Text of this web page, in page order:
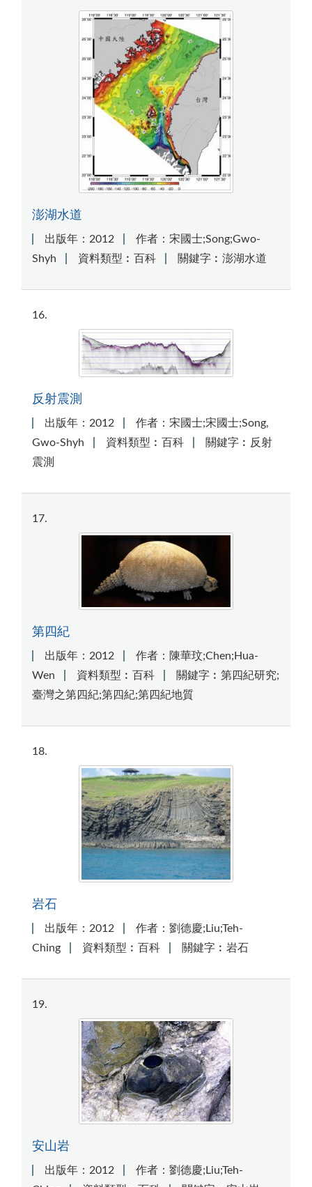
澎湖水道
出版年：2012
作者：宋國士;Song;Gwo-
Shyh
資料類型︰百科 關鍵字︰澎湖水道
16
反射震測
出版年：2012
作者：宋國士;宋國士;Song,
Gwo-Shyh
資料類型︰百科
關鍵字︰反射
震測
17
第四紀
出版年：2012
作者：陳華玟;Chen;Hua-
Wen
資料類型︰百科
關鍵字︰第四紀研究;
臺灣之第四紀;第四紀;第四紀地質
18
岩石
出版年：2012
作者：劉德慶;Liu;Teh-
Ching
資料類型︰百科 關鍵字︰岩石
19
安山岩
出版年：2012
作者：劉德慶;Liu;Teh-